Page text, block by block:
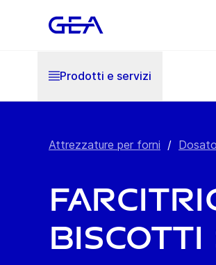
Prodotti e servizi
Attrezzature per forni /
biscotti